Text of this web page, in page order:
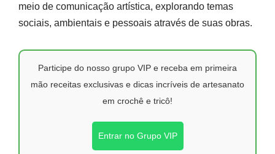
meio de comunicação artística, explorando temas
sociais, ambientais e pessoais através de suas obras.
Participe do nosso grupo VIP e receba em primeira
mão receitas exclusivas e dicas incríveis de artesanato
em crochê e tricô!
Entrar no Grupo VIP